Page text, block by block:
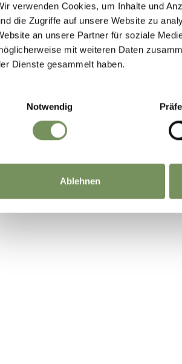
verwenden Cookies, um Inhalte und
die Zugriffe auf unsere Website zu
an unsere Partner für soziale
mit weiteren Daten
Dienste gesammelt haben.
Notwendig
Ablehnen
dich vorher im
WAR DER INHALT